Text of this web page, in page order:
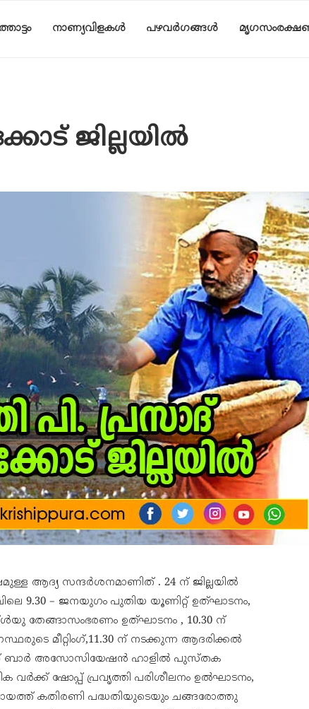
നാണ്യവിളകൾ പഴവർഗങ്ങൾ
ജില്ലയിൽ
ആദ്യ സന്ദർശനമാണിത് . 24 ന് ജില്ലയിൽ
9.30 – ജനയുഗം പുതിയ യൂണിറ്റ് ഉത്ഘാടനം,
തേങ്ങാസംഭരണം ഉത്ഘാടനം , 10.30 ന്
മീറ്റിംഗ്,11.30 ന് നടക്കുന്ന ആദരിക്കൽ
ന് ബാർ അസോസിയേഷൻ ഹാളിൽ പുസ്തക
വർക്ക്‌ ഷോപ്പ് പ്രവൃത്തി പരിശീലനം ഉൽഘാടനം,
കതിരണി പദ്ധതിയുടെയും ചങ്ങരോത്തു